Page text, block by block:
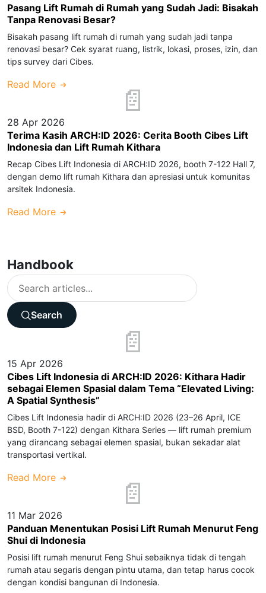
Pasang Lift Rumah di Rumah yang Sudah Jadi: Bisakah
Tanpa Renovasi Besar?
Bisakah pasang lift rumah di rumah yang sudah jadi tanpa
renovasi besar? Cek syarat ruang, listrik, lokasi, proses, izin, dan
tips survey dari Cibes.
Read More
28 Apr 2026
Terima Kasih ARCH:ID 2026: Cerita Booth Cibes Lift
Indonesia dan Lift Rumah Kithara
Recap Cibes Lift Indonesia di ARCH:ID 2026, booth 7-122 Hall 7,
dengan demo lift rumah Kithara dan apresiasi untuk komunitas
arsitek Indonesia.
Read More
Handbook
Search
15 Apr 2026
Cibes Lift Indonesia di ARCH:ID 2026: Kithara Hadir
sebagai Elemen Spasial dalam Tema “Elevated Living:
A Spatial Synthesis”
Cibes Lift Indonesia hadir di ARCH:ID 2026 (23–26 April, ICE
BSD, Booth 7-122) dengan Kithara Series — lift rumah premium
yang dirancang sebagai elemen spasial, bukan sekadar alat
transportasi vertikal.
Read More
11 Mar 2026
Panduan Menentukan Posisi Lift Rumah Menurut Feng
Shui di Indonesia
Posisi lift rumah menurut Feng Shui sebaiknya tidak di tengah
rumah atau segaris dengan pintu utama, dan tetap harus cocok
dengan kondisi bangunan di Indonesia.